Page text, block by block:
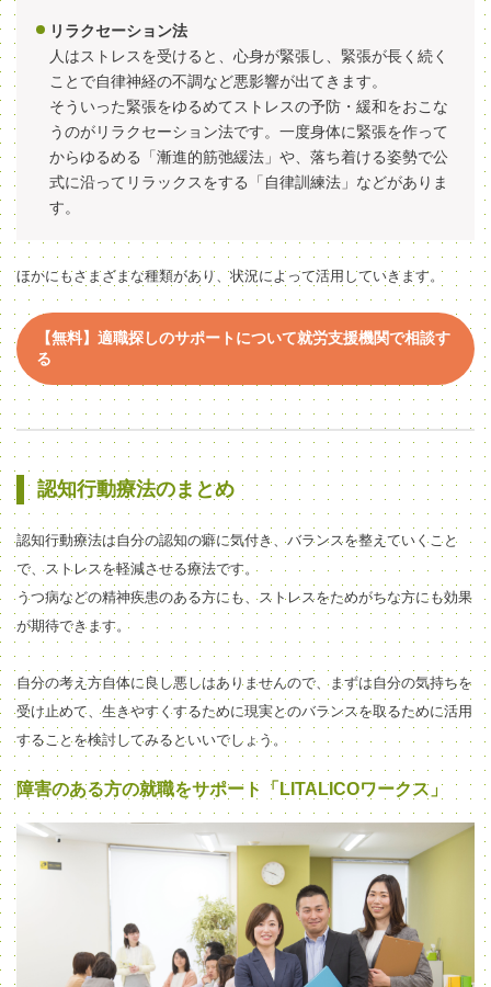
リラクセーション法
人はストレスを受けると、心身が緊張し、緊張が長く続く
ことで自律神経の不調など悪影響が出てきます。
そういった緊張をゆるめてストレスの予防・緩和をおこな
うのがリラクセーション法です。一度身体に緊張を作って
からゆるめる「漸進的筋弛緩法」や、落ち着ける姿勢で公
式に沿ってリラックスをする「自律訓練法」などがありま
す。
ほかにもさまざまな種類があり、状況によって活用していきます。
【無料】適職探しのサポートについて就労支援機関で相談す
る
認知行動療法のまとめ
認知行動療法は自分の認知の癖に気付き、バランスを整えていくこと
で、ストレスを軽減させる療法です。
うつ病などの精神疾患のある方にも、ストレスをためがちな方にも効果
が期待できます。
自分の考え方自体に良し悪しはありませんので、まずは自分の気持ちを
受け止めて、生きやすくするために現実とのバランスを取るために活用
することを検討してみるといいでしょう。
障害のある方の就職をサポート「LITALICOワークス」